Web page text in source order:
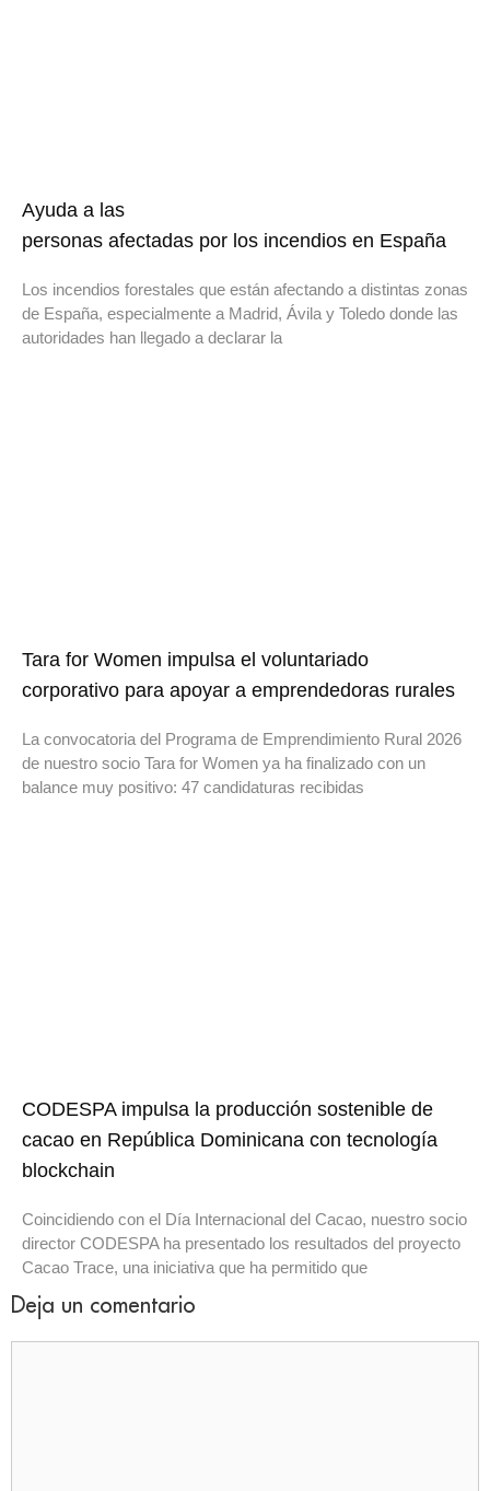
Ayuda a las
personas afectadas por los incendios en España
Los incendios forestales que están afectando a distintas zonas
de España, especialmente a Madrid, Ávila y Toledo donde las
autoridades han llegado a declarar la
Tara for Women impulsa el voluntariado
corporativo para apoyar a emprendedoras rurales
La convocatoria del Programa de Emprendimiento Rural 2026
de nuestro socio Tara for Women ya ha finalizado con un
balance muy positivo: 47 candidaturas recibidas
CODESPA impulsa la producción sostenible de
cacao en República Dominicana con tecnología
blockchain
Coincidiendo con el Día Internacional del Cacao, nuestro socio
director CODESPA ha presentado los resultados del proyecto
Cacao Trace, una iniciativa que ha permitido que
Deja un comentario